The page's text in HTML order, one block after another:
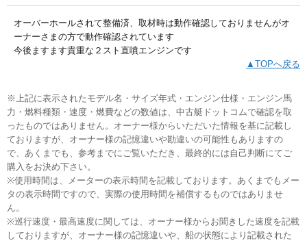
オーバーホールされて整備済、取材時は動作確認しておりませんがオ
ーナーさまの方で動作確認されています
今後ますます貴重な２スト直噴エンジンです
▲TOPへ戻る
※上記に表示されたモデル名・サイズ年式・エンジン仕様・エンジン馬
力・燃料種類・速度・燃費などの数値は、中古艇ドットコムで確認を取
ったものではありません。オーナー様からいただいた情報を基に記載し
ておりますが、オーナー様の記憶違いや勘違いの可能性もありますの
で、あくまでも、参考までにご覧いただき、最終的には自己判断にてご
購入をお決め下さい。
※使用時間は、メーターの表示時間を記載しております。あくまでもメー
タの表示時間ですので、実際の使用時間を補償するものではありませ
ん。
※巡行速度・最高速度に関しては、オーナー様からお聞きした速度を記載
しておりますが、オーナー様の記憶違いや、船の状態により記載された